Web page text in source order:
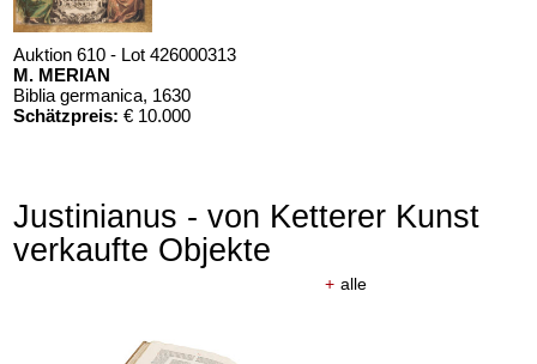
Auktion 610 - Lot 426000313
M. MERIAN
Biblia germanica, 1630
Schätzpreis: € 10.000
Justinianus - von Ketterer Kunst
verkaufte Objekte
+ alle